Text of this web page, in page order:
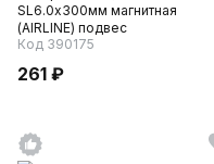
SL6.0х300мм магнитная
(AIRLINE) подвес
Код 390175
261 ₽